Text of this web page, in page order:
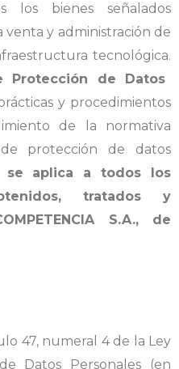
los bienes señalados
y administración de
tecnológica.
Protección de Datos
y procedimientos
de la normativa
protección de datos
se aplica a todos los
tratados y
S.A., de
47, numeral 4 de la Ley
Datos Personales (en